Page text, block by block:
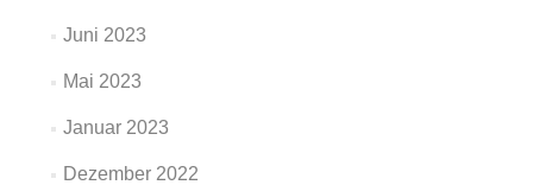
Juni 2023
Mai 2023
Januar 2023
Dezember 2022